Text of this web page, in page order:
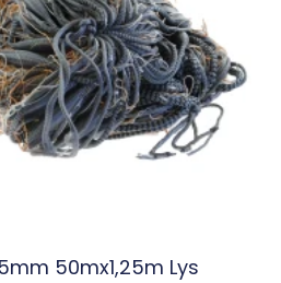
50mx1,25m Lys